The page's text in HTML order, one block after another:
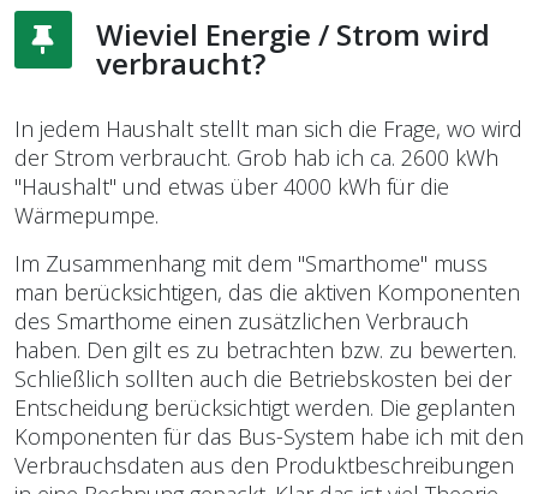
Wieviel Energie / Strom wird
verbraucht?
In jedem Haushalt stellt man sich die Frage, wo wird
der Strom verbraucht. Grob hab ich ca. 2600 kWh
"Haushalt" und etwas über 4000 kWh für die
Wärmepumpe.
Im Zusammenhang mit dem "Smarthome" muss
man berücksichtigen, das die aktiven Komponenten
des Smarthome einen zusätzlichen Verbrauch
haben. Den gilt es zu betrachten bzw. zu bewerten.
Schließlich sollten auch die Betriebskosten bei der
Entscheidung berücksichtigt werden. Die geplanten
Komponenten für das Bus-System habe ich mit den
Verbrauchsdaten aus den Produktbeschreibungen